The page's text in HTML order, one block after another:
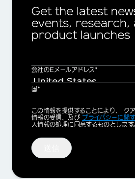
Get the latest
events, research,
product launches
会社のEメールアドレス*
国*
Privacy
Optin
この情報を提供することにより、 ク
情報の受信、及び プライバシーに関
人情報の処理に同意するものとします